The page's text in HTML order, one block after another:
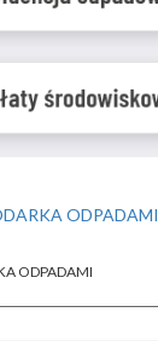
ODPADAMI
ODPADAMI